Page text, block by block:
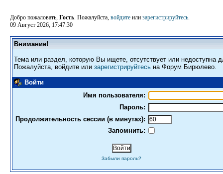
Добро пожаловать, Гость. Пожалуйста, войдите или зарегистрируйтесь.
09 Август 2026, 17:47:30
Внимание!
Тема или раздел, которую Вы ищете, отсутствует или недоступна
Пожалуйста, войдите или зарегистрируйтесь на Форум Бирюлево.
Войти
Имя пользователя:
Пароль:
Продолжительность сессии (в минутах):
Запомнить:
Забыли пароль?